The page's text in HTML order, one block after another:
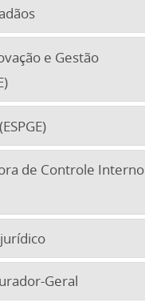
e Gestão
de Controle Interno
Geral